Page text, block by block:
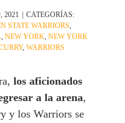
2021 | CATEGORÍAS:
STATE WARRIORS
,NEW YORK ,NEW YORK
,WARRIORS
los aficionados
a la arena,
y los Warriors se